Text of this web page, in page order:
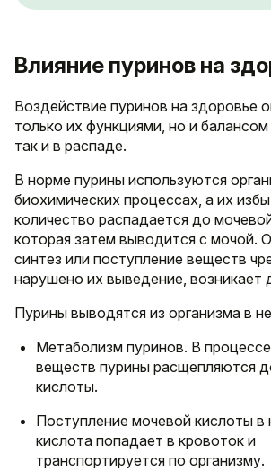
Влияние пуринов на
Воздействие пуринов на здоровье
только их функциями, но и
так и в распаде.
В норме пурины используются
биохимических процессах, а их
количество распадается до
которая затем выводится с мочой.
синтез или поступление веществ
нарушено их выведение, возникает
Пурины выводятся из организма в
Метаболизм пуринов. В
веществ пурины расщепляются
кислоты.
Поступление мочевой кислоты в
кислота попадает в кровоток и
транспортируется по организму.